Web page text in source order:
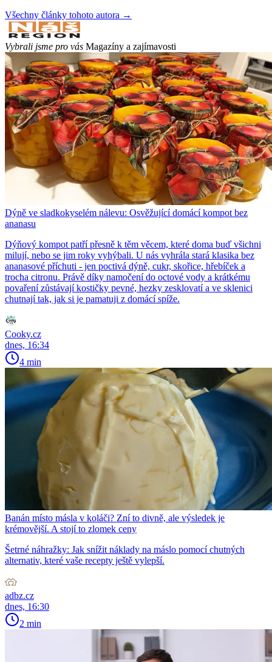
Všechny články tohoto autora →
Vybrali jsme pro vás Magazíny a zajímavosti
Dýně ve sladkokyselém nálevu: Osvěžující domácí kompot bez
ananasu
Dýňový kompot patří přesně k těm věcem, které doma buď všichni
milují, nebo se jim roky vyhýbali. U nás vyhrála stará klasika bez
ananasové příchuti - jen poctivá dýně, cukr, skořice, hřebíček a
trocha citronu. Právě díky namočení do octové vody a krátkému
povaření zůstávají kostičky pevné, hezky zesklovatí a ve sklenici
chutnají tak, jak si je pamatuji z domácí spíže.
Cooky.cz
dnes, 16:34
4 min
Banán místo másla v koláči? Zní to divně, ale výsledek je
krémovější. A stojí to zlomek ceny
Šetrné náhražky: Jak snížit náklady na máslo pomocí chutných
alternativ, které vaše recepty ještě vylepší.
adbz.cz
dnes, 16:30
2 min